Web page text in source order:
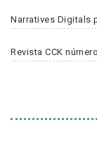
Narratives Digitals
Revista CCK